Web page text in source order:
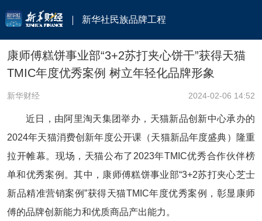
新华社民族品牌工程
康师傅糕饼事业部“3+2苏打夹心饼干”获得天猫
TMIC年度优秀案例 树立年轻化品牌形象
新华财经 2024-02-06 14:52
近日，由阿里淘天集团举办，天猫新品创新中心承办的
2024年天猫消费创新年度公开课（天猫新品年度盛典）隆重
拉开帷幕。现场，天猫公布了2023年TMIC优秀合作伙伴榜
单和优秀案例。其中，康师傅糕饼事业部“3+2苏打夹心芝士
新品精准营销案例”获得天猫TMIC年度优秀案例，彰显康师
傅的品牌创新能力和优质商品产出能力。